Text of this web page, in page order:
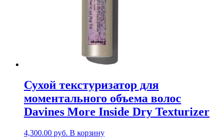
Сухой текстуризатор для
моментального объема волос
Davines More Inside Dry Texturizer
4,300.00 руб. В корзину